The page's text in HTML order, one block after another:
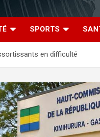
SPORTS
en difficulté